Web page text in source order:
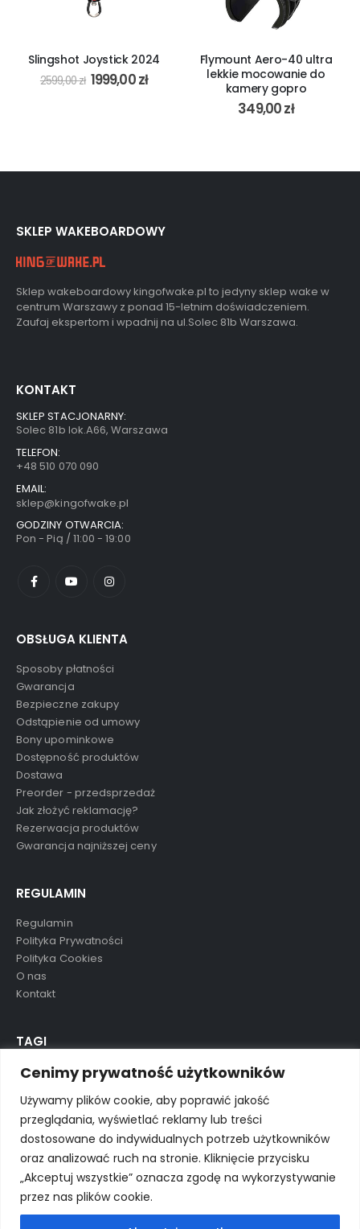
Cenimy prywatność użytkowników
Używamy plików cookie, aby poprawić jakość
przeglądania, wyświetlać reklamy lub treści
dostosowane do indywidualnych potrzeb użytkowników
oraz analizować ruch na stronie. Kliknięcie przycisku
„Akceptuj wszystkie” oznacza zgodę na wykorzystywanie
przez nas plików cookie.
Slingshot Joystick 2024
2599,00zł 1999,00zł
Flymount Aero-40 ultra
lekkie mocowanie do
kamery gopro
349,00zł
SKLEP WAKEBOARDOWY
Sklep wakeboardowy kingofwake.pl to jedyny sklep wake w
centrum Warszawy z ponad 15-letnim doświadczeniem.
Zaufaj ekspertom i wpadnij na ul.Solec 81b Warszawa.
KONTAKT
SKLEP STACJONARNY:
Solec 81b lok.A66, Warszawa
TELEFON:
+48 510 070 090
EMAIL:
sklep@kingofwake.pl
GODZINY OTWARCIA:
Pon - Pią / 11:00 - 19:00
OBSŁUGA KLIENTA
Sposoby płatności
Gwarancja
Bezpieczne zakupy
Odstąpienie od umowy
Bony upominkowe
Dostępność produktów
Dostawa
Preorder - przedsprzedaż
Jak złożyć reklamację?
Rezerwacja produktów
Gwarancja najniższej ceny
REGULAMIN
Regulamin
Polityka Prywatności
Polityka Cookies
O nas
Kontakt
TAGI
aluula mikolaj nowość ostatnie sztuki preorder
wkrótce wyprzedane wyprzedaż
© Porto eCommerce. 2024. All Rights Reserved